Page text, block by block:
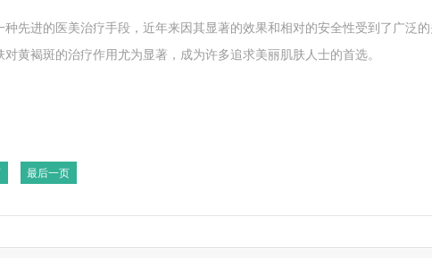
进的医美治疗手段，近年来因其显著的效果和相对的安全性受到了广泛的
黄褐斑的治疗作用尤为显著，成为许多追求美丽肌肤人士的首选。
最后一页